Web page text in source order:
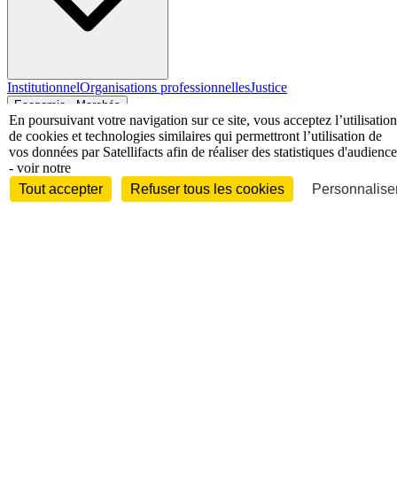
InstitutionnelOrganisations professionnellesJustice
Economie - Marchés
En poursuivant votre navigation sur ce site, vous acceptez l’utilisation
de cookies et technologies similaires qui permettront l’utilisation de
vos données par Satellifacts afin de réaliser des statistiques d'audience
- voir notre
Tout accepter
Refuser tous les cookies